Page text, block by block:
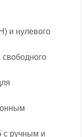
и нулевого
с ручным и